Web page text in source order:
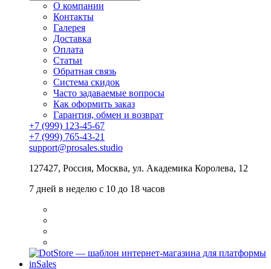
О компании
Контакты
Галерея
Доставка
Оплата
Статьи
Обратная связь
Система скидок
Часто задаваемые вопросы
Как оформить заказ
Гарантия, обмен и возврат
+7 (999) 123-45-67
+7 (999) 765-43-21
support@prosales.studio
127427, Россия, Москва, ул. Академика Королева, 12
7 дней в неделю с 10 до 18 часов